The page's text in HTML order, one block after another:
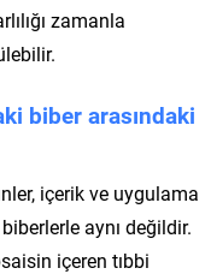
zamanla
biber arasındaki
içerik ve uygulama
aynı değildir.
içeren tıbbi